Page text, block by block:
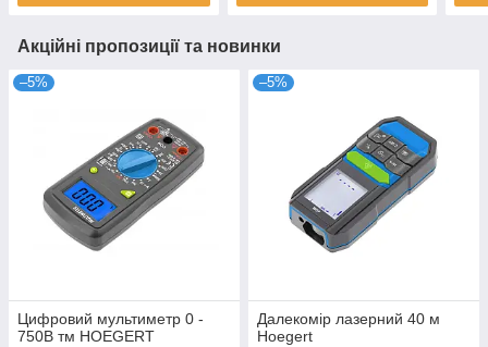
Акційні пропозиції та новинки
–5%
Цифровий мультиметр 0 -
750В тм HOEGERT
–5%
Далекомір лазерний 40 м
Hoegert